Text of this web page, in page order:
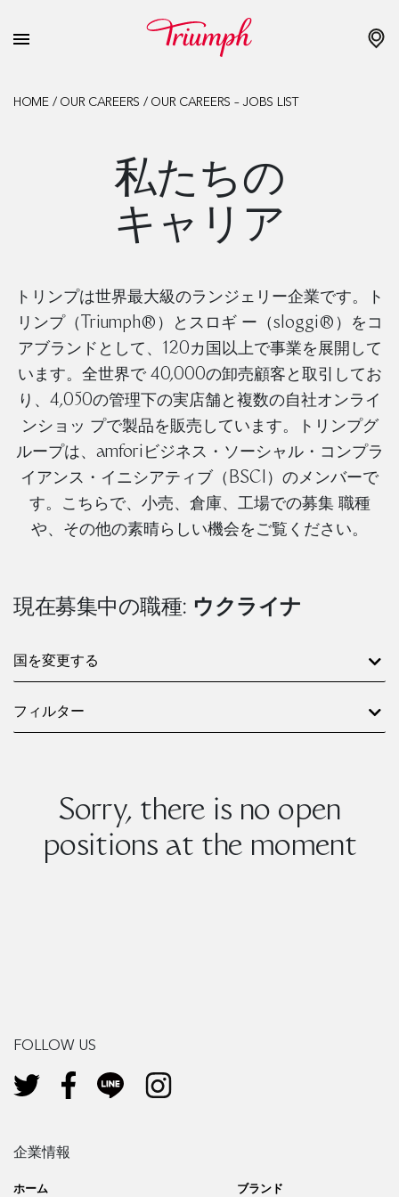
HOME/ OUR CAREERS / OUR CAREERS – JOBS LIST
私たちの
キャリア
トリンプは世界最大級のランジェリー企業です。ト
リンプ（Triumph®）とスロギ ー（sloggi®）をコ
アブランドとして、120カ国以上で事業を展開して
います。全世界で 40,000の卸売顧客と取引してお
り、4,050の管理下の実店舗と複数の自社オンライ
ンショッ プで製品を販売しています。トリンプグ
ループは、amforiビジネス・ソーシャル・コンプラ
イアンス・イニシアティブ（BSCI）のメンバーで
す。こちらで、小売、倉庫、工場での募集 職種
や、その他の素晴らしい機会をご覧ください。
現在募集中の職種: ウクライナ
国を変更する
フィルター
Sorry, there is no open
positions at the moment
FOLLOW US
企業情報
ホーム ブランド